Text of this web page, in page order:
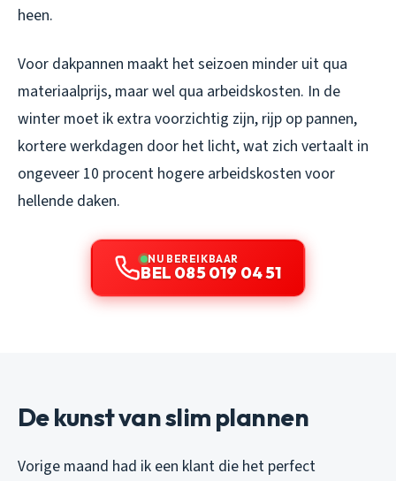
heen.
Voor dakpannen maakt het seizoen minder uit qua
materiaalprijs, maar wel qua arbeidskosten. In de
winter moet ik extra voorzichtig zijn, rijp op pannen,
kortere werkdagen door het licht, wat zich vertaalt in
ongeveer 10 procent hogere arbeidskosten voor
hellende daken.
NU BEREIKBAAR
BEL 085 019 04 51
De kunst van slim plannen
Vorige maand had ik een klant die het perfect